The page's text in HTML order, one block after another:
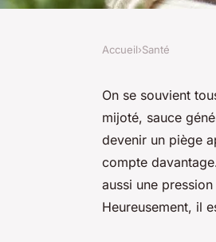
le
seniors
10 min de lecture
Accueil›Santé
On se souvient
mijoté, sauce
devenir un piège
compte
aussi une
Heureusement, il